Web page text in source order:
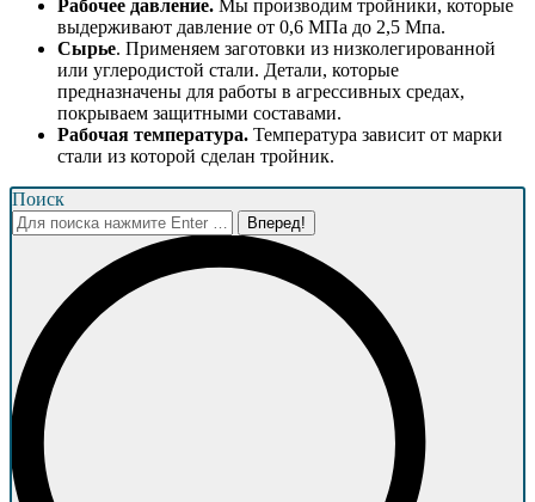
Рабочее давление. Мы производим тройники, которые
выдерживают давление от 0,6 МПа до 2,5 Мпа.
Сырье. Применяем заготовки из низколегированной
или углеродистой стали. Детали, которые
предназначены для работы в агрессивных средах,
покрываем защитными составами.
Рабочая температура. Температура зависит от марки
стали из которой сделан тройник.
Поиск
Поиск: